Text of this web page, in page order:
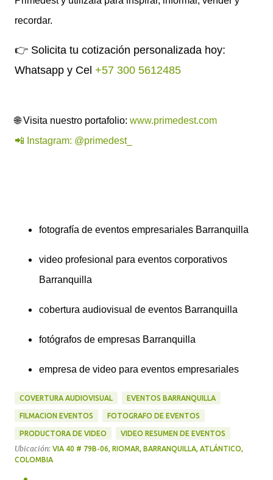
recordar.
👉 Solicita tu cotización personalizada hoy:
Whatsapp y Cel +57 300 5612485
🌐 Visita nuestro portafolio: www.primedest.com
📲 Instagram: @primedest_
fotografía de eventos empresariales Barranquilla
video profesional para eventos corporativos
Barranquilla
cobertura audiovisual de eventos Barranquilla
fotógrafos de empresas Barranquilla
empresa de video para eventos empresariales
COVERTURA AUDIOVISUAL EVENTOS BARRANQUILLA
FILMACION EVENTOS FOTOGRAFO DE EVENTOS
PRODUCTORA DE VIDEO VIDEO RESUMEN DE EVENTOS
Ubicación: VIA 40 # 79B-06, RIOMAR, BARRANQUILLA, ATLÁNTICO,
COLOMBIA